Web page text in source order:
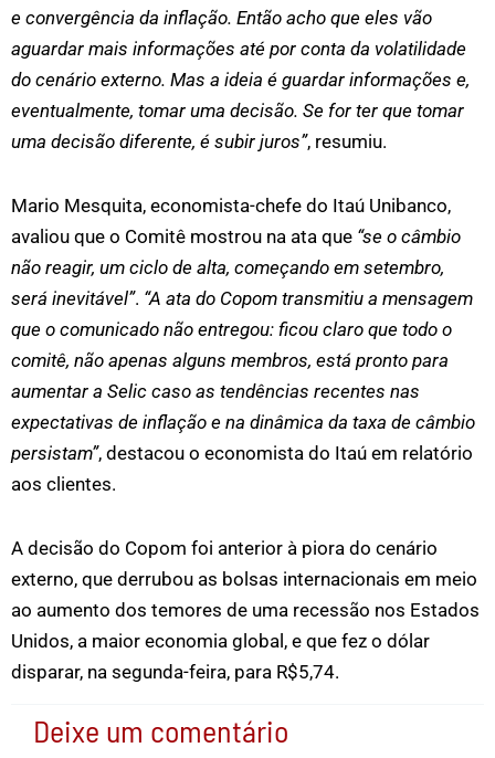
e convergência da inflação. Então acho que eles vão
aguardar mais informações até por conta da volatilidade
do cenário externo. Mas a ideia é guardar informações e,
eventualmente, tomar uma decisão. Se for ter que tomar
uma decisão diferente, é subir juros”, resumiu.
Mario Mesquita, economista-chefe do Itaú Unibanco,
avaliou que o Comitê mostrou na ata que “se o câmbio
não reagir, um ciclo de alta, começando em setembro,
será inevitável”. “A ata do Copom transmitiu a mensagem
que o comunicado não entregou: ficou claro que todo o
comitê, não apenas alguns membros, está pronto para
aumentar a Selic caso as tendências recentes nas
expectativas de inflação e na dinâmica da taxa de câmbio
persistam”, destacou o economista do Itaú em relatório
aos clientes.
A decisão do Copom foi anterior à piora do cenário
externo, que derrubou as bolsas internacionais em meio
ao aumento dos temores de uma recessão nos Estados
Unidos, a maior economia global, e que fez o dólar
disparar, na segunda-feira, para R$5,74.
Deixe um comentário